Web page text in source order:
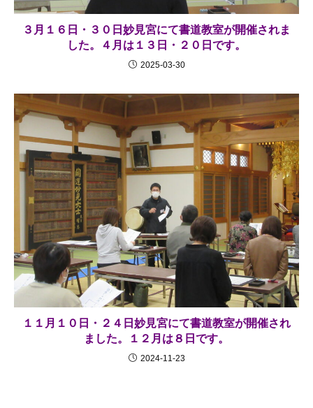
３月１６日・３０日妙見宮にて書道教室が開催されま
した。４月は１３日・２０日です。
2025-03-30
１１月１０日・２４日妙見宮にて書道教室が開催され
ました。１２月は８日です。
2024-11-23